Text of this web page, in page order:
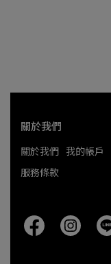
關於我們
關於我們 我的帳戶
服務條款